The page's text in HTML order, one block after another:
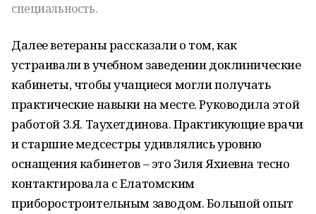
специальность.
Далее ветераны рассказали о том, как
устраивали в учебном заведении доклинические
кабинеты, чтобы учащиеся могли получать
практические навыки на месте. Руководила этой
работой З.Я. Таухетдинова. Практикующие врачи
и старшие медсестры удивлялись уровню
оснащения кабинетов – это Зиля Яхиевна тесно
контактировала с Елатомским
приборостроительным заводом. Большой опыт